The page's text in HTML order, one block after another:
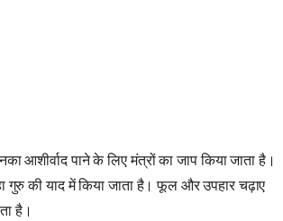
आशीर्वाद पाने के लिए मंत्रों का जाप किया जाता है।
गुरु की याद में किया जाता है। फूल और उपहार चढ़ाए
है।